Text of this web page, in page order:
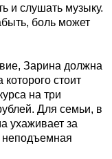
и слушать музыку.
боль может
Зарина должна
стоит
на три
Для семьи, в
ухаживает за